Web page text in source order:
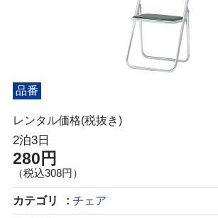
品番
レンタル価格(税抜き)
2泊3日
280円
（税込308円）
カテゴリ チェア